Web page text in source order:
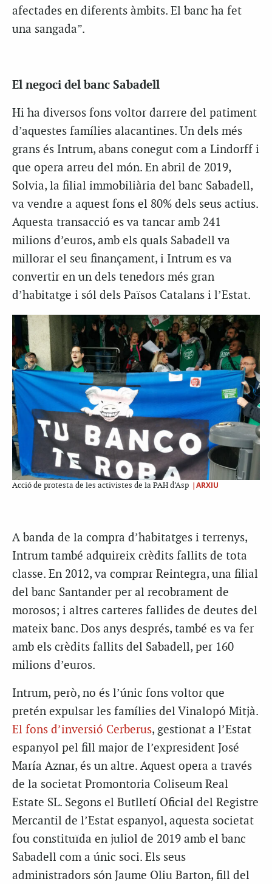
afectades en diferents àmbits. El banc ha fet
una sangada”.
El negoci del banc Sabadell
Hi ha diversos fons voltor darrere del patiment
d’aquestes famílies alacantines. Un dels més
grans és Intrum, abans conegut com a Lindorff i
que opera arreu del món. En abril de 2019,
Solvia, la filial immobiliària del banc Sabadell,
va vendre a aquest fons el 80% dels seus actius.
Aquesta transacció es va tancar amb 241
milions d’euros, amb els quals Sabadell va
millorar el seu finançament, i Intrum es va
convertir en un dels tenedors més gran
d’habitatge i sól dels Països Catalans i l’Estat.
Acció de protesta de les activistes de la PAH d’Asp |ARXIU
A banda de la compra d’habitatges i terrenys,
Intrum també adquireix crèdits fallits de tota
classe. En 2012, va comprar Reintegra, una filial
del banc Santander per al recobrament de
morosos; i altres carteres fallides de deutes del
mateix banc. Dos anys després, també es va fer
amb els crèdits fallits del Sabadell, per 160
milions d’euros.
Intrum, però, no és l’únic fons voltor que
pretén expulsar les famílies del Vinalopó Mitjà.
El fons d’inversió Cerberus, gestionat a l’Estat
espanyol pel fill major de l’expresident José
María Aznar, és un altre. Aquest opera a través
de la societat Promontoria Coliseum Real
Estate SL. Segons el Butlletí Oficial del Registre
Mercantil de l’Estat espanyol, aquesta societat
fou constituïda en juliol de 2019 amb el banc
Sabadell com a únic soci. Els seus
administradors són Jaume Oliu Barton, fill del